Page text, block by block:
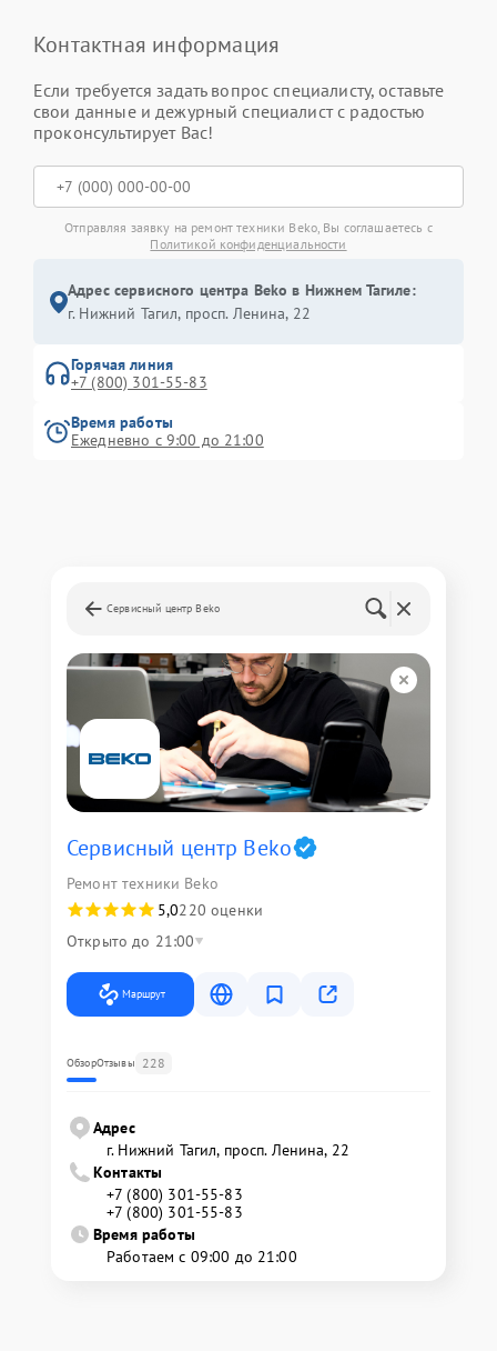
Контактная информация
Если требуется задать вопрос специалисту, оставьте
свои данные и дежурный специалист с радостью
проконсультирует Вас!
Отправляя заявку на ремонт техники Beko, Вы соглашаетесь с
Политикой конфиденциальности
Адрес сервисного центра Beko в Нижнем Тагиле:
г. Нижний Тагил, просп. Ленина, 22
Горячая линия
+7 (800) 301-55-83
Время работы
Ежедневно с 9:00 до 21:00
Сервисный центр Beko
Сервисный центр Beko
Ремонт техники Beko
5,0220 оценки
Открыто до 21:00
Маршрут
ОбзорОтзывы 228
Адрес
г. Нижний Тагил, просп. Ленина, 22
Контакты
+7 (800) 301-55-83
+7 (800) 301-55-83
Время работы
Работаем с 09:00 до 21:00